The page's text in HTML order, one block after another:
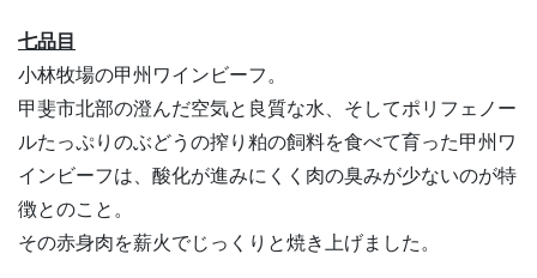
七品目
小林牧場の甲州ワインビーフ。
甲斐市北部の澄んだ空気と良質な水、そしてポリフェノー
ルたっぷりのぶどうの搾り粕の飼料を食べて育った甲州ワ
インビーフは、酸化が進みにくく肉の臭みが少ないのが特
徴とのこと。
その赤身肉を薪火でじっくりと焼き上げました。